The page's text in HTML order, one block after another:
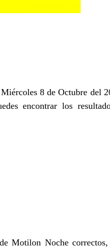
8 de Octubre del
encontrar los
Motilon Noche